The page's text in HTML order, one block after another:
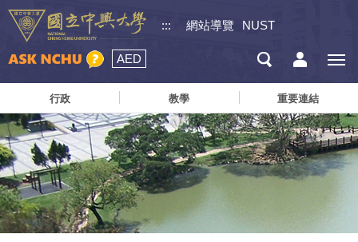
::: 網站導覽 NUST
AED
行政 教學 重要連結